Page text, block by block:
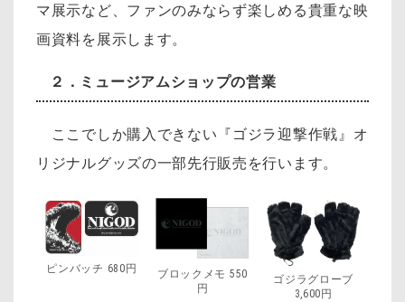
マ展示など、ファンのみならず楽しめる貴重な映
画資料を展示します。
２． ミュージアムショップの営業
ここでしか購入できない『ゴジラ迎撃作戦』オ
リジナルグッズの一部先行販売を行います。
ピンバッチ 680円
ブロックメモ 550
円
ゴジラグローブ
3,600円